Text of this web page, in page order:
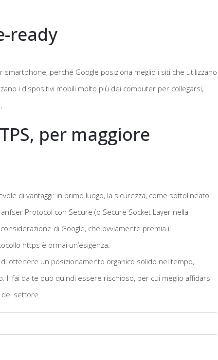
ready
smartphone, perché Google posiziona meglio i siti che utilizzano
i dispositivi mobili molto più dei computer per collegarsi,
per maggiore
di vantaggi: in primo luogo, la sicurezza, come sottolineato
Protocol con Secure (o Secure Socket Layer nella
di Google, che ovviamente premia il
https è ormai un’esigenza.
ottenere un posizionamento organico solido nel tempo,
fai da te può quindi essere rischioso, per cui meglio affidarsi
settore.